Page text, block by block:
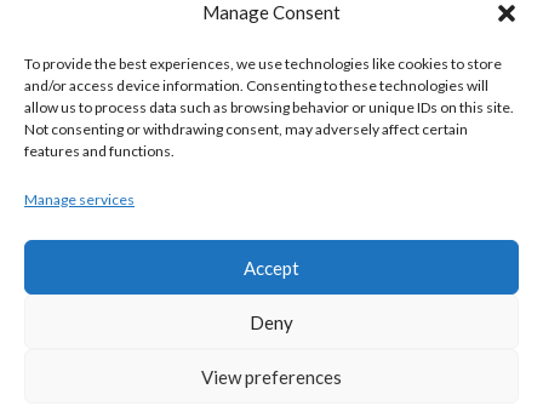
Manage Consent
To provide the best experiences, we use technologies like cookies to store
and/or access device information. Consenting to these technologies will
allow us to process data such as browsing behavior or unique IDs on this site.
Not consenting or withdrawing consent, may adversely affect certain
features and functions.
Manage services
Accept
Deny
View preferences